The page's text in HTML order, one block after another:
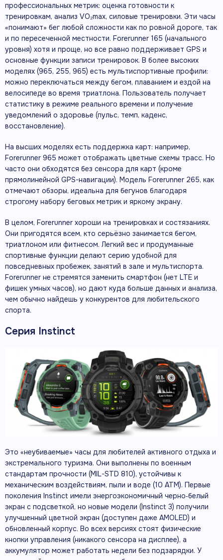
профессиональных метрик: оценка готовности к
тренировкам, анализ VO₂max, силовые тренировки. Эти часы
«понимают» бег любой сложности как по ровной дороге, так
и по пересеченной местности. Forerunner 165 (начального
уровня) хотя и проще, но все равно поддерживает GPS и
основные функции записи тренировок. В более высоких
моделях (965, 255, 965) есть мультиспортивные профили:
можно переключаться между бегом, плаванием и ездой на
велосипеде во время триатлона. Пользователь получает
статистику в режиме реального времени и получение
уведомлений о здоровье (пульс, темп, каденс,
восстановление).
На высших моделях есть поддержка карт: например,
Forerunner 965 может отображать цветные схемы трасс. Но
часто они обходятся без сенсора для карт (кроме
прямолинейной GPS-навигации). Модель Forerunner 265, как
отмечают обзоры, идеальна для бегунов благодаря
строгому набору беговых метрик и яркому экрану.
В целом, Forerunner хороши на тренировках и состязаниях.
Они пригодятся всем, кто серьёзно занимается бегом,
триатлоном или фитнесом. Легкий вес и продуманные
спортивные функции делают серию удобной для
повседневных пробежек, занятий в зале и мультиспорта.
Forerunner не стремятся заменить смартфон (нет LTE и
фишек умных часов), но дают куда больше данных и анализа,
чем обычно найдешь у конкурентов для любительского
спорта.
Серия Instinct
Это «неубиваемые» часы для любителей активного отдыха и
экстремального туризма. Они выполнены по военным
стандартам прочности (MIL-STD 810), устойчивы к
механическим воздействиям, пыли и воде (10 АТМ). Первые
поколения Instinct имели энергоэкономичный черно‑белый
экран с подсветкой, но новые модели (Instinct 3) получили
улучшенный цветной экран (доступен даже AMOLED) и
обновленный корпус. Во всех версиях стоят физические
кнопки управления (никакого сенсора на дисплее), а
аккумулятор может работать недели без подзарядки. У